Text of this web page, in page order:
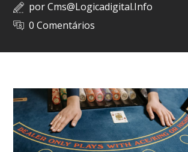
porCms@logicadigital.info
0 Comentários